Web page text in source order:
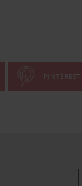
PINTEREST